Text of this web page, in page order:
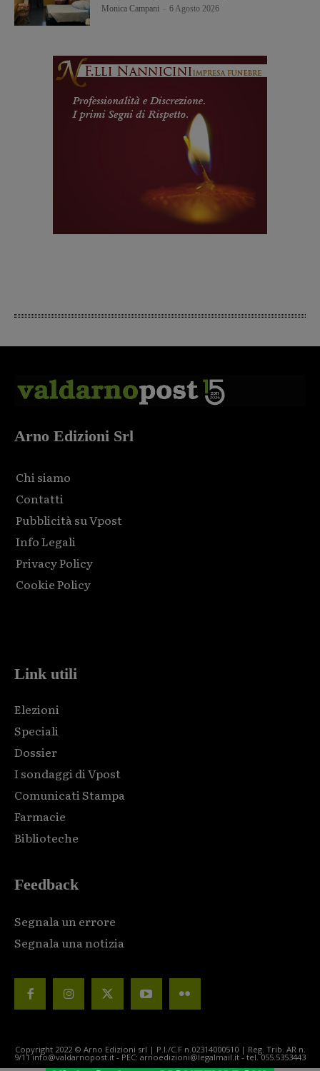
Monica Campani 6 Agosto 2026
Arno Edizioni Srl
Chi siamo
Contatti
Pubblicità su Vpost
Info Legali
Privacy Policy
Cookie Policy
Link utili
Elezioni
Speciali
Dossier
I sondaggi di Vpost
Comunicati Stampa
Farmacie
Biblioteche
Feedback
Segnala un errore
Segnala una notizia
Copyright 2022 © Arno Edizioni srl | P.I./C.F n.02314000510 | Reg. Trib. AR n.
9/11 info@valdarnopost.it - PEC: arnoedizioni@legalmail.it - tel. 055.5353443